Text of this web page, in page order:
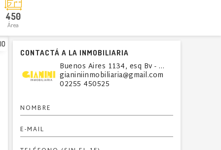
450
Área
CONTACTÁ A LA INMOBILIARIA
Buenos Aires 1134, esq Bv - Villa Gesell
gianiniinmobiliaria@gmail.com
02255 450525